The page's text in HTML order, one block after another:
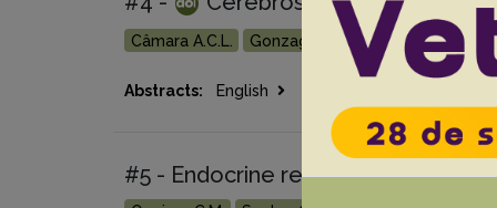
Câmara A.C.L. Gonzaga M.C. Ziober T.M.
Abstracts: English
#5 - Endocrine response to